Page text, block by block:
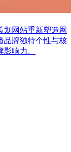
划网站重新塑造网
品牌独特个性与核
响力。